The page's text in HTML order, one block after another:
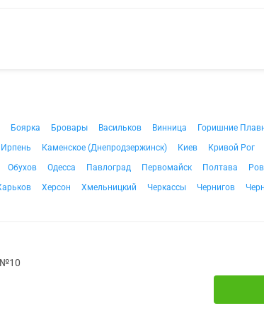
Боярка Бровары Васильков Винница Горишние
Ирпень Каменское (Днепродзержинск) Киев Кривой Рог
Обухов Одесса Павлоград Первомайск Полтава
Херсон Хмельницкий Черкассы Чернигов
№10